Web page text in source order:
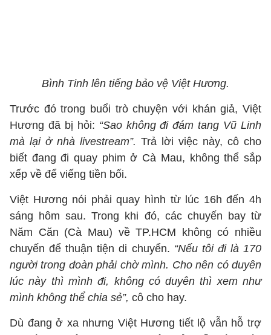
Bình Tinh lên tiếng bảo vệ Việt Hương.
Trước đó trong buổi trò chuyện với khán giả, Việt
Hương đã bị hỏi: “Sao không đi đám tang Vũ Linh
mà lại ở nhà livestream”. Trả lời việc này, cô cho
biết đang đi quay phim ở Cà Mau, không thể sắp
xếp về để viếng tiền bối.
Việt Hương nói phải quay hình từ lúc 16h đến 4h
sáng hôm sau. Trong khi đó, các chuyến bay từ
Năm Căn (Cà Mau) về TP.HCM không có nhiều
chuyến để thuận tiện di chuyển. “Nếu tôi đi là 170
người trong đoàn phải chờ mình. Cho nên có duyên
lúc này thì mình đi, không có duyên thì xem như
mình không thể chia sẻ”, cô cho hay.
Dù đang ở xa nhưng Việt Hương tiết lộ vẫn hỗ trợ